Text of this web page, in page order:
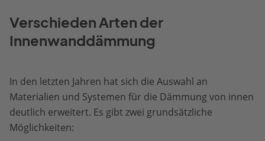
Verschieden Arten der
Innenwanddämmung
In den letzten Jahren hat sich die Auswahl an
Materialien und Systemen für die Dämmung von innen
deutlich erweitert. Es gibt zwei grundsätzliche
Möglichkeiten: